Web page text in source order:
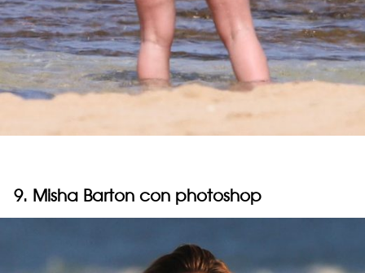
9. Misha Barton con photoshop